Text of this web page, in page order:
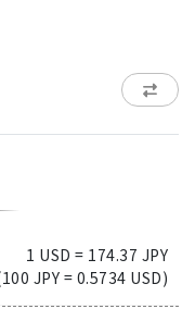
1 USD = 174.37 JPY
JPY = 0.5734 USD)